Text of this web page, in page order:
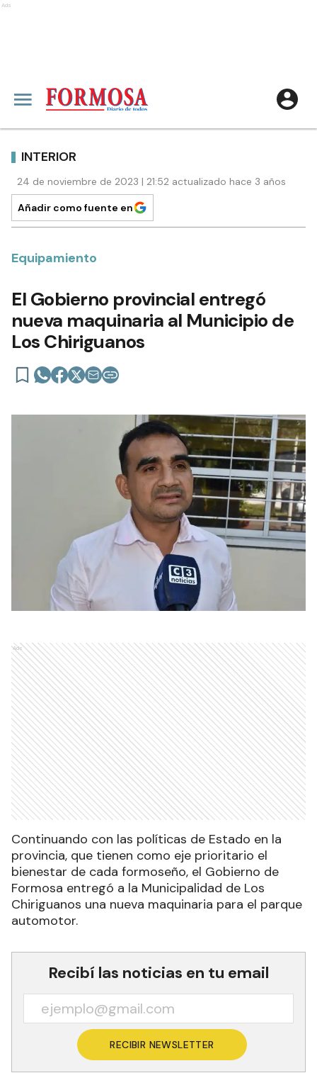
Ads
INTERIOR
24 de noviembre de 2023 | 21:52 actualizado hace 3 años
Añadir como fuente en
Equipamiento
El Gobierno provincial entregó
nueva maquinaria al Municipio de
Los Chiriguanos
Ads
Continuando con las políticas de Estado en la
provincia, que tienen como eje prioritario el
bienestar de cada formoseño, el Gobierno de
Formosa entregó a la Municipalidad de Los
Chiriguanos una nueva maquinaria para el parque
automotor.
Recibí las noticias en tu email
RECIBIR NEWSLETTER